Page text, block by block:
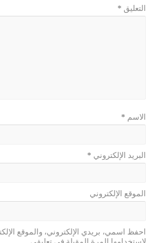
التعليق *
الاسم *
البريد الإلكتروني *
الموقع الإلكتروني
احفظ اسمي، بريدي الإلكتروني، والموقع